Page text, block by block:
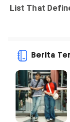
Berita